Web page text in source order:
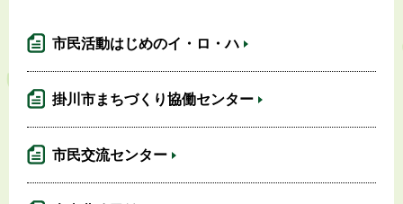
市民活動はじめのイ・ロ・ハ
掛川市まちづくり協働センター
市民交流センター